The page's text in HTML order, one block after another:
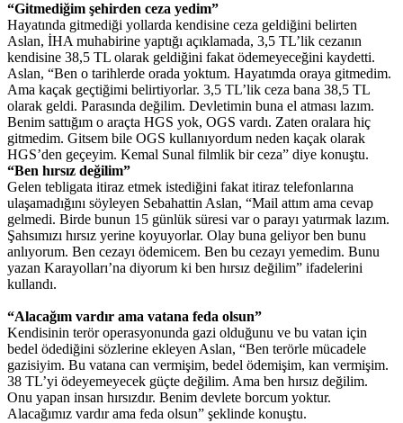
“Gitmediğim şehirden ceza yedim”
Hayatında gitmediği yollarda kendisine ceza geldiğini belirten
Aslan, İHA muhabirine yaptığı açıklamada, 3,5 TL’lik cezanın
kendisine 38,5 TL olarak geldiğini fakat ödemeyeceğini kaydetti.
Aslan, “Ben o tarihlerde orada yoktum. Hayatımda oraya gitmedim.
Ama kaçak geçtiğimi belirtiyorlar. 3,5 TL’lik ceza bana 38,5 TL
olarak geldi. Parasında değilim. Devletimin buna el atması lazım.
Benim sattığım o araçta HGS yok, OGS vardı. Zaten oralara hiç
gitmedim. Gitsem bile OGS kullanıyordum neden kaçak olarak
HGS’den geçeyim. Kemal Sunal filmlik bir ceza” diye konuştu.
“Ben hırsız değilim”
Gelen tebligata itiraz etmek istediğini fakat itiraz telefonlarına
ulaşamadığını söyleyen Sebahattin Aslan, “Mail attım ama cevap
gelmedi. Birde bunun 15 günlük süresi var o parayı yatırmak lazım.
Şahsımızı hırsız yerine koyuyorlar. Olay buna geliyor ben bunu
anlıyorum. Ben cezayı ödemicem. Ben bu cezayı yemedim. Bunu
yazan Karayolları’na diyorum ki ben hırsız değilim” ifadelerini
kullandı.
“Alacağım vardır ama vatana feda olsun”
Kendisinin terör operasyonunda gazi olduğunu ve bu vatan için
bedel ödediğini sözlerine ekleyen Aslan, “Ben terörle mücadele
gazisiyim. Bu vatana can vermişim, bedel ödemişim, kan vermişim.
38 TL’yi ödeyemeyecek güçte değilim. Ama ben hırsız değilim.
Onu yapan insan hırsızdır. Benim devlete borcum yoktur.
Alacağımız vardır ama feda olsun” şeklinde konuştu.